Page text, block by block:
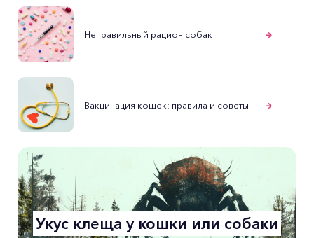
Неправильный рацион собак
Вакцинация кошек: правила и советы
Укус клеща у кошки или собаки